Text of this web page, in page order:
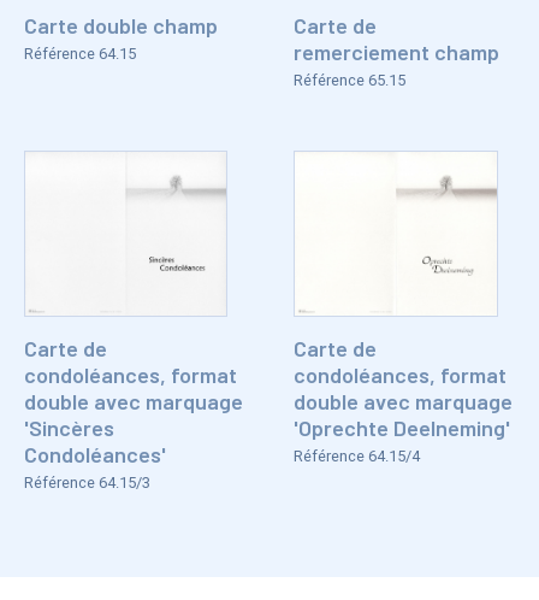
Carte double champ
Référence 64.15
Carte de
remerciement champ
Référence 65.15
Carte de
condoléances, format
double avec marquage
'Sincères
Condoléances'
Référence 64.15/3
Carte de
condoléances, format
double avec marquage
'Oprechte Deelneming'
Référence 64.15/4